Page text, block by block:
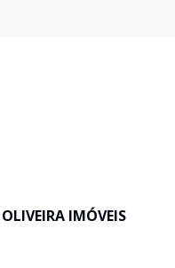
IMÓVEIS